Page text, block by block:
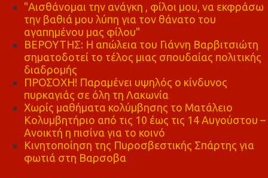
"Αισθάνομαι την ανάγκη , φίλοι μου, να εκφράσω
την βαθιά μου λύπη για τον θάνατο του
αγαπημένου μας φίλου"
ΒΕΡΟΥΤΗΣ: Η απώλεια του Γιάννη Βαρβιτσιώτη
σηματοδοτεί το τέλος μιας σπουδαίας πολιτικής
διαδρομής
ΠΡΟΣΟΧΗ! Παραμένει υψηλός ο κίνδυνος
πυρκαγιάς σε όλη τη Λακωνία
Χωρίς μαθήματα κολύμβησης το Ματάλειο
Κολυμβητήριο από τις 10 έως τις 14 Αυγούστου –
Ανοικτή η πισίνα για το κοινό
Κινητοποίηση της Πυροσβεστικής Σπάρτης για
φωτιά στη Βαρσοβα